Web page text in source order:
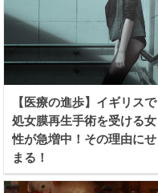
【医療の進歩】イギリスで
処女膜再生手術を受ける女
性が急増中！その理由にせ
まる！